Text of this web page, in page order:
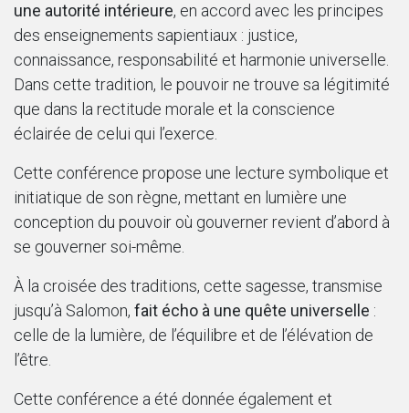
une autorité intérieure, en accord avec les principes
des enseignements sapientiaux : justice,
connaissance, responsabilité et harmonie universelle.
Dans cette tradition, le pouvoir ne trouve sa légitimité
que dans la rectitude morale et la conscience
éclairée de celui qui l’exerce.
Cette conférence propose une lecture symbolique et
initiatique de son règne, mettant en lumière une
conception du pouvoir où gouverner revient d’abord à
se gouverner soi-même.
À la croisée des traditions, cette sagesse, transmise
jusqu’à Salomon, fait écho à une quête universelle :
celle de la lumière, de l’équilibre et de l’élévation de
l’être.
Cette conférence a été donnée également et